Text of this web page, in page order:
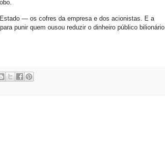
— os cofres da empresa e dos acionistas. E a
punir quem ousou reduzir o dinheiro público bilionário